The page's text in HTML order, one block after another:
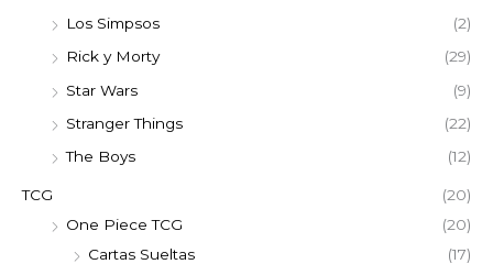
Los Simpsos
(2)
Rick y Morty
(29)
Star Wars
(9)
Stranger Things
(22)
The Boys
(12)
TCG
(20)
One Piece TCG
(20)
Cartas Sueltas
(17)